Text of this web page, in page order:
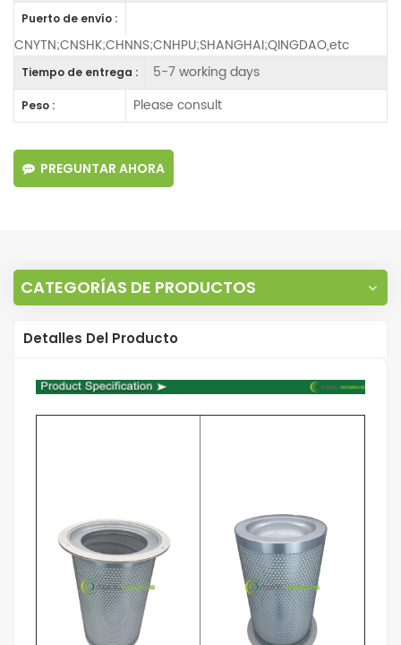
Puerto de envío :
CNYTN;CNSHK;CHNNS;CNHPU;SHANGHAI;QINGDAO,etc
Tiempo de entrega : 5-7 working days
Peso : Please consult
PREGUNTAR AHORA
CATEGORÍAS DE PRODUCTOS
Detalles Del Producto